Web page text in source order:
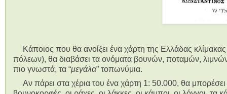
Κάποιος που θα ανοίξει ένα χάρτη της Ελλάδας
πόλεων), θα διαβάσει τα ονόματα βουνών, ποταμών,
πιο γνωστά, τα “μεγάλα” τοπωνύμια.
Αν πάρει στα χέρια του ένα χάρτη 1: 50.000, θα